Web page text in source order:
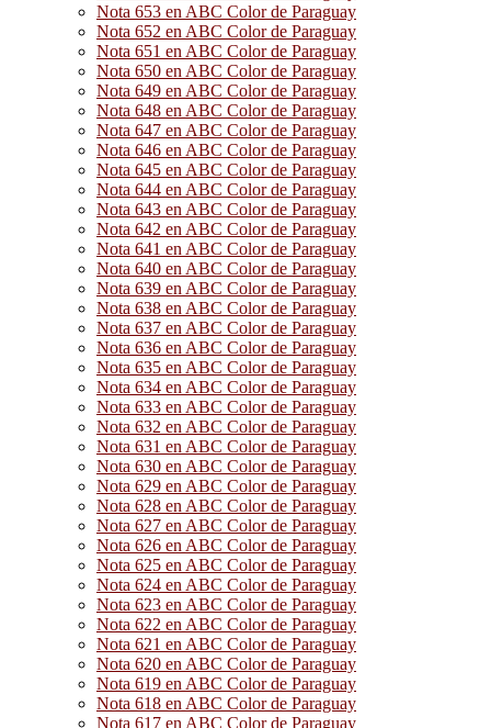
Nota 653 en ABC Color de Paraguay
Nota 652 en ABC Color de Paraguay
Nota 651 en ABC Color de Paraguay
Nota 650 en ABC Color de Paraguay
Nota 649 en ABC Color de Paraguay
Nota 648 en ABC Color de Paraguay
Nota 647 en ABC Color de Paraguay
Nota 646 en ABC Color de Paraguay
Nota 645 en ABC Color de Paraguay
Nota 644 en ABC Color de Paraguay
Nota 643 en ABC Color de Paraguay
Nota 642 en ABC Color de Paraguay
Nota 641 en ABC Color de Paraguay
Nota 640 en ABC Color de Paraguay
Nota 639 en ABC Color de Paraguay
Nota 638 en ABC Color de Paraguay
Nota 637 en ABC Color de Paraguay
Nota 636 en ABC Color de Paraguay
Nota 635 en ABC Color de Paraguay
Nota 634 en ABC Color de Paraguay
Nota 633 en ABC Color de Paraguay
Nota 632 en ABC Color de Paraguay
Nota 631 en ABC Color de Paraguay
Nota 630 en ABC Color de Paraguay
Nota 629 en ABC Color de Paraguay
Nota 628 en ABC Color de Paraguay
Nota 627 en ABC Color de Paraguay
Nota 626 en ABC Color de Paraguay
Nota 625 en ABC Color de Paraguay
Nota 624 en ABC Color de Paraguay
Nota 623 en ABC Color de Paraguay
Nota 622 en ABC Color de Paraguay
Nota 621 en ABC Color de Paraguay
Nota 620 en ABC Color de Paraguay
Nota 619 en ABC Color de Paraguay
Nota 618 en ABC Color de Paraguay
Nota 617 en ABC Color de Paraguay